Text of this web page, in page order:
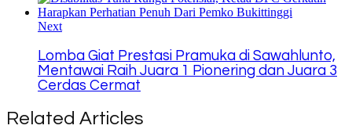
Next
Lomba Giat Prestasi Pramuka di Sawahlunto,
Mentawai Raih Juara 1 Pionering dan Juara 3
Cerdas Cermat
Related Articles